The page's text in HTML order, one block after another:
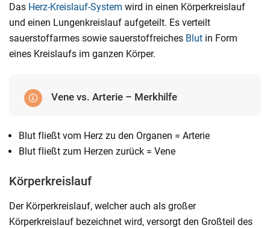
Das Herz-Kreislauf-System wird in einen Körperkreislauf
und einen Lungenkreislauf aufgeteilt. Es verteilt
sauerstoffarmes sowie sauerstoffreiches Blut in Form
eines Kreislaufs im ganzen Körper.
Vene vs. Arterie – Merkhilfe
Blut fließt vom Herz zu den Organen = Arterie
Blut fließt zum Herzen zurück = Vene
Körperkreislauf
Der Körperkreislauf, welcher auch als großer
Körperkreislauf bezeichnet wird, versorgt den Großteil des